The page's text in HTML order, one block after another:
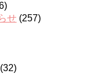
せ (257)
(32)